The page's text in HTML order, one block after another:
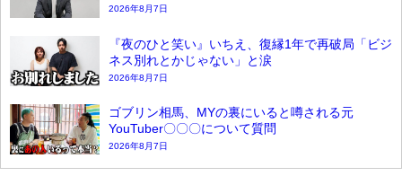
2026年8月7日
『夜のひと笑い』いちえ、復縁1年で再破局「ビジ
ネス別れとかじゃない」と涙
2026年8月7日
ゴブリン相馬、MYの裏にいると噂される元
YouTuber〇〇〇について質問
2026年8月7日